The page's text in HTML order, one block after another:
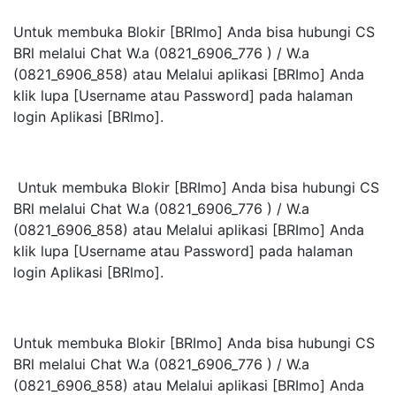
Untuk membuka Blokir [BRImo] Anda bisa hubungi CS
BRl melalui Chat W.a (0821_6906_776 ) / W.a
(0821_6906_858) atau Melalui aplikasi [BRImo] Anda
klik lupa [Username atau Password] pada halaman
login Aplikasi [BRlmo].
Untuk membuka Blokir [BRImo] Anda bisa hubungi CS
BRl melalui Chat W.a (0821_6906_776 ) / W.a
(0821_6906_858) atau Melalui aplikasi [BRImo] Anda
klik lupa [Username atau Password] pada halaman
login Aplikasi [BRlmo].
Untuk membuka Blokir [BRImo] Anda bisa hubungi CS
BRl melalui Chat W.a (0821_6906_776 ) / W.a
(0821_6906_858) atau Melalui aplikasi [BRImo] Anda